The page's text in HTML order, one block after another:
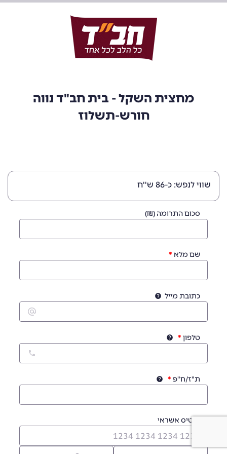
מחצית השקל - בית חב"ד נווה
חורש-תשלוז
שווי לנפש: כ-86 ש''ח
סכום התרומה (₪)
שם מלא
כתובת מייל
טלפון
ת"ז/ח"פ
כרטיס אשראי